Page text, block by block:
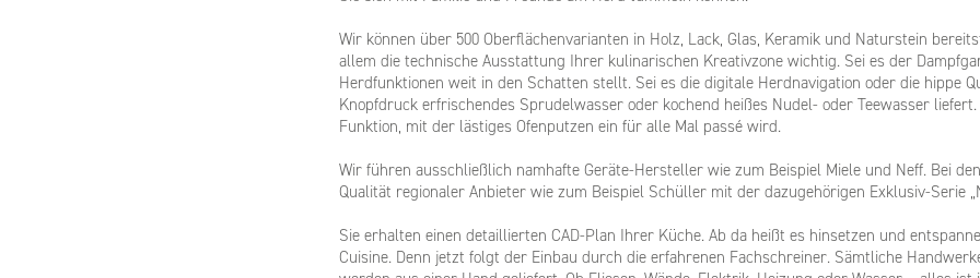
Wir können über 500 Oberflächenvarianten in Holz, Lack, Glas, Keramik und Naturstein
allem die technische Ausstattung Ihrer kulinarischen Kreativzone wichtig. Sei es der
Herdfunktionen weit in den Schatten stellt. Sei es die digitale Herdnavigation oder die hippe
Knopfdruck erfrischendes Sprudelwasser oder kochend heißes Nudel- oder Teewasser
Funktion, mit der lästiges Ofenputzen ein für alle Mal passé wird.
Wir führen ausschließlich namhafte Geräte-Hersteller wie zum Beispiel Miele und Neff. Bei
Qualität regionaler Anbieter wie zum Beispiel Schüller mit der dazugehörigen Exklusiv-Serie
Sie erhalten einen detaillierten CAD-Plan Ihrer Küche. Ab da heißt es hinsetzen und
Cuisine. Denn jetzt folgt der Einbau durch die erfahrenen Fachschreiner. Sämtliche